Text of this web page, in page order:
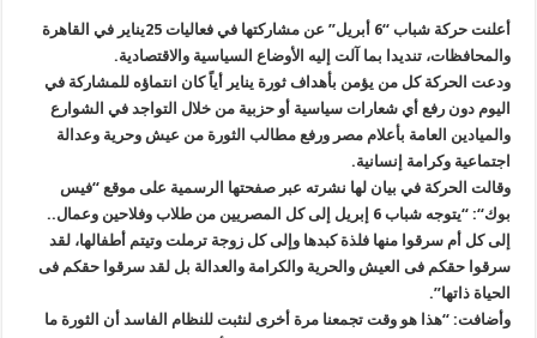
أعلنت حركة شباب “6 أبريل” عن مشاركتها في فعاليات 25يناير في القاهرة
والمحافظات، تنديدا بما آلت إليه الأوضاع السياسية والاقتصادية.
ودعت الحركة كل من يؤمن بأهداف ثورة يناير أياً كان انتماؤه للمشاركة في
اليوم دون رفع أي شعارات سياسية أو حزبية من خلال التواجد في الشوارع
والميادين العامة بأعلام مصر ورفع مطالب الثورة من عيش وحرية وعدالة
اجتماعية وكرامة إنسانية.
وقالت الحركة في بيان لها نشرته عبر صفحتها الرسمية على موقع “فيس
بوك“: “
يتوجه شباب 6 إبريل إلى كل المصريين من طلاب وفلاحين وعمال..
إلى كل أم سرقوا منها فلذة كبدها وإلى كل زوجة ترملت وتيتم أطفالها، لقد
سرقوا حقكم فى العيش والحرية والكرامة والعدالة بل لقد سرقوا حقكم فى
الحياة ذاتها”.
وأضافت: “هذا هو وقت تجمعنا مرة أخرى لنثبت للنظام الفاسد أن الثورة ما